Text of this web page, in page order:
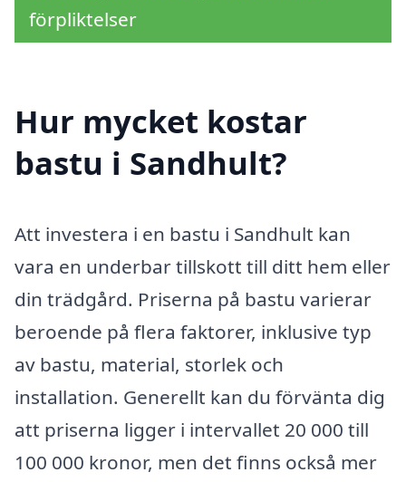
förpliktelser
Hur mycket kostar
bastu i Sandhult?
Att investera i en bastu i Sandhult kan
vara en underbar tillskott till ditt hem eller
din trädgård. Priserna på bastu varierar
beroende på flera faktorer, inklusive typ
av bastu, material, storlek och
installation. Generellt kan du förvänta dig
att priserna ligger i intervallet 20 000 till
100 000 kronor, men det finns också mer